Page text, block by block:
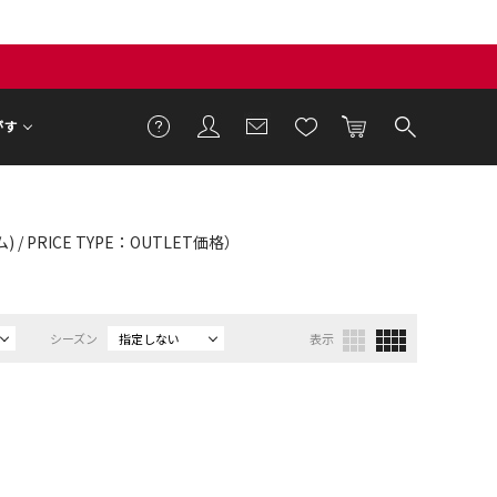
す
/ PRICE TYPE：OUTLET価格）
シーズン 指定しない 表示